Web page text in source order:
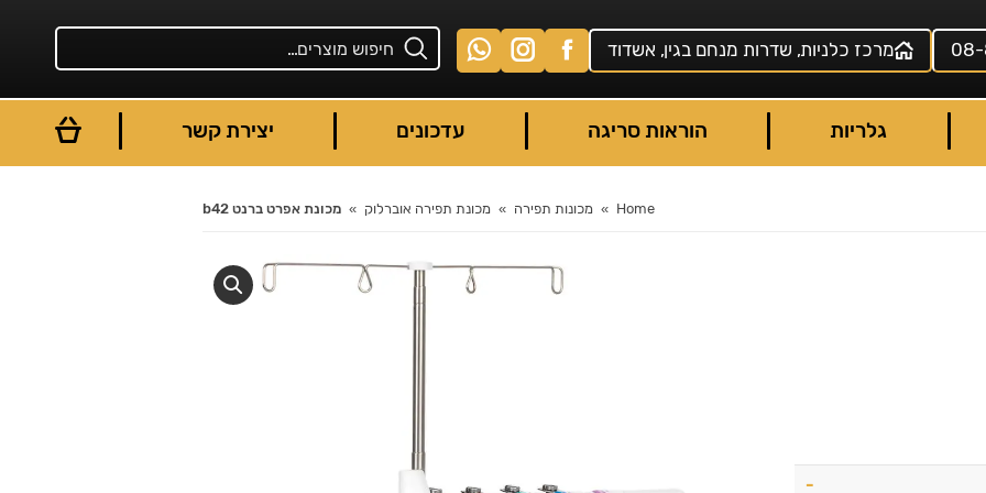
מרכז כלניות, שדרות מנחם בגין, אשדוד
גלריות הוראות סריגה עדכונים יצירת קשר
You are here: Home מכונות תפירה מכונת תפירה אוברלוק מכונת אפרט ברנט b42